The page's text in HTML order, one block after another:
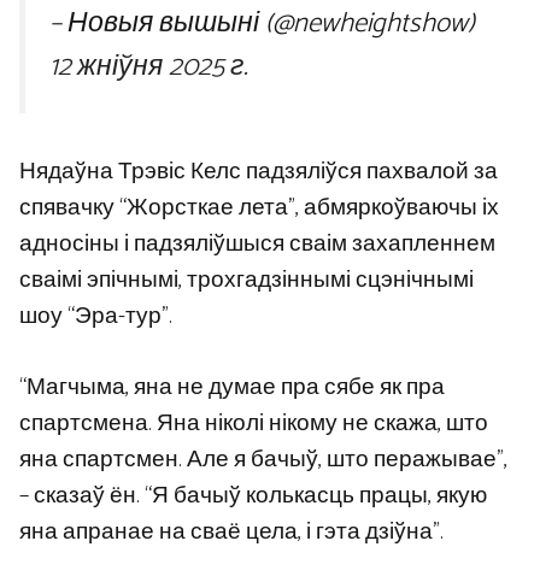
– Новыя вышыні (@newheightshow)
12 жніўня 2025 г.
Нядаўна Трэвіс Келс падзяліўся пахвалой за
спявачку “Жорсткае лета”, абмяркоўваючы іх
адносіны і падзяліўшыся сваім захапленнем
сваімі эпічнымі, трохгадзіннымі сцэнічнымі
шоу “Эра-тур”.
“Магчыма, яна не думае пра сябе як пра
спартсмена. Яна ніколі нікому не скажа, што
яна спартсмен. Але я бачыў, што перажывае”,
– сказаў ён. “Я бачыў колькасць працы, якую
яна апранае на сваё цела, і гэта дзіўна”.